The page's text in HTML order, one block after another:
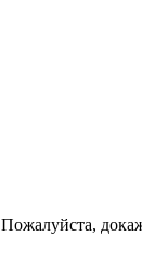
Пожалуйста,